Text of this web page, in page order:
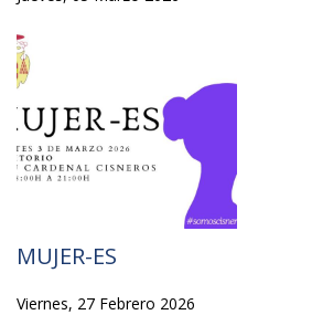
MUJER-ES
Viernes, 27 Febrero 2026